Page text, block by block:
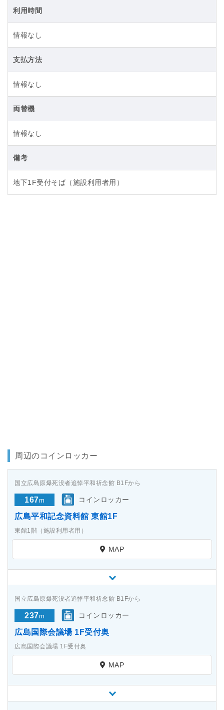
利用時間
情報なし
支払方法
情報なし
両替機
情報なし
備考
地下1F受付そば（施設利用者用）
周辺のコインロッカー
国立広島原爆死没者追悼平和祈念館 B1Fから
167m コインロッカー
広島平和記念資料館 東館1F
東館1階（施設利用者用）
MAP
国立広島原爆死没者追悼平和祈念館 B1Fから
237m コインロッカー
広島国際会議場 1F受付奥
広島国際会議場 1F受付奥
MAP